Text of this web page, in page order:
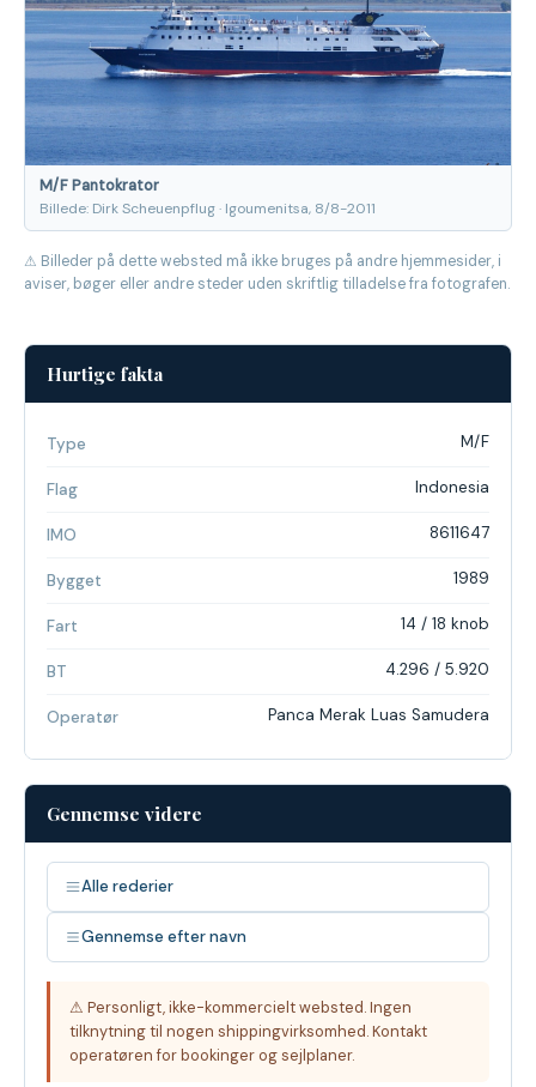
M/F Pantokrator
Billede: Dirk Scheuenpflug · Igoumenitsa, 8/8-2011
⚠ Billeder på dette websted må ikke bruges på andre hjemmesider, i
aviser, bøger eller andre steder uden skriftlig tilladelse fra fotografen.
Hurtige fakta
Type M/F
Flag Indonesia
IMO 8611647
Bygget 1989
Fart 14 / 18 knob
BT 4.296 / 5.920
Operatør Panca Merak Luas Samudera
Gennemse videre
Alle rederier
Gennemse efter navn
⚠ Personligt, ikke-kommercielt websted. Ingen
tilknytning til nogen shippingvirksomhed. Kontakt
operatøren for bookinger og sejlplaner.